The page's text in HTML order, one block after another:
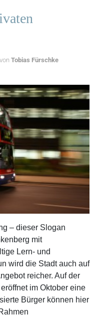
Tobias Fürschke
– dieser Slogan
mit
Lern- und
wird die Stadt auch auf
reicher. Auf der
im Oktober eine
Bürger können hier